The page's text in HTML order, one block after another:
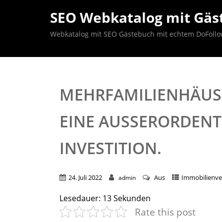
SEO Webkatalog mit
Webkatalog mit SEO Gästebuch mit echtem
EINE
NVESTITION.
24. Juli 2022 admin Aus
Lesedauer: 13Sekunden
Rate this post